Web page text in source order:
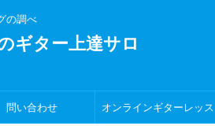
の調べ
ギター上達サロ
問い合わせ オンラインギターレッス